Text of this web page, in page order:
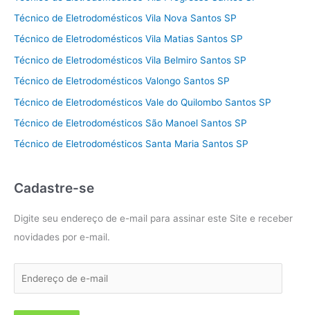
Técnico de Eletrodomésticos Vila Nova Santos SP
Técnico de Eletrodomésticos Vila Matias Santos SP
Técnico de Eletrodomésticos Vila Belmiro Santos SP
Técnico de Eletrodomésticos Valongo Santos SP
Técnico de Eletrodomésticos Vale do Quilombo Santos SP
Técnico de Eletrodomésticos São Manoel Santos SP
Técnico de Eletrodomésticos Santa Maria Santos SP
Cadastre-se
Digite seu endereço de e-mail para assinar este Site e receber
novidades por e-mail.
d